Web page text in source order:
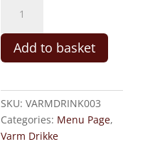
quantity
Add to basket
SKU:VARMDRINK003
Categories: Menu Page,
Varm Drikke